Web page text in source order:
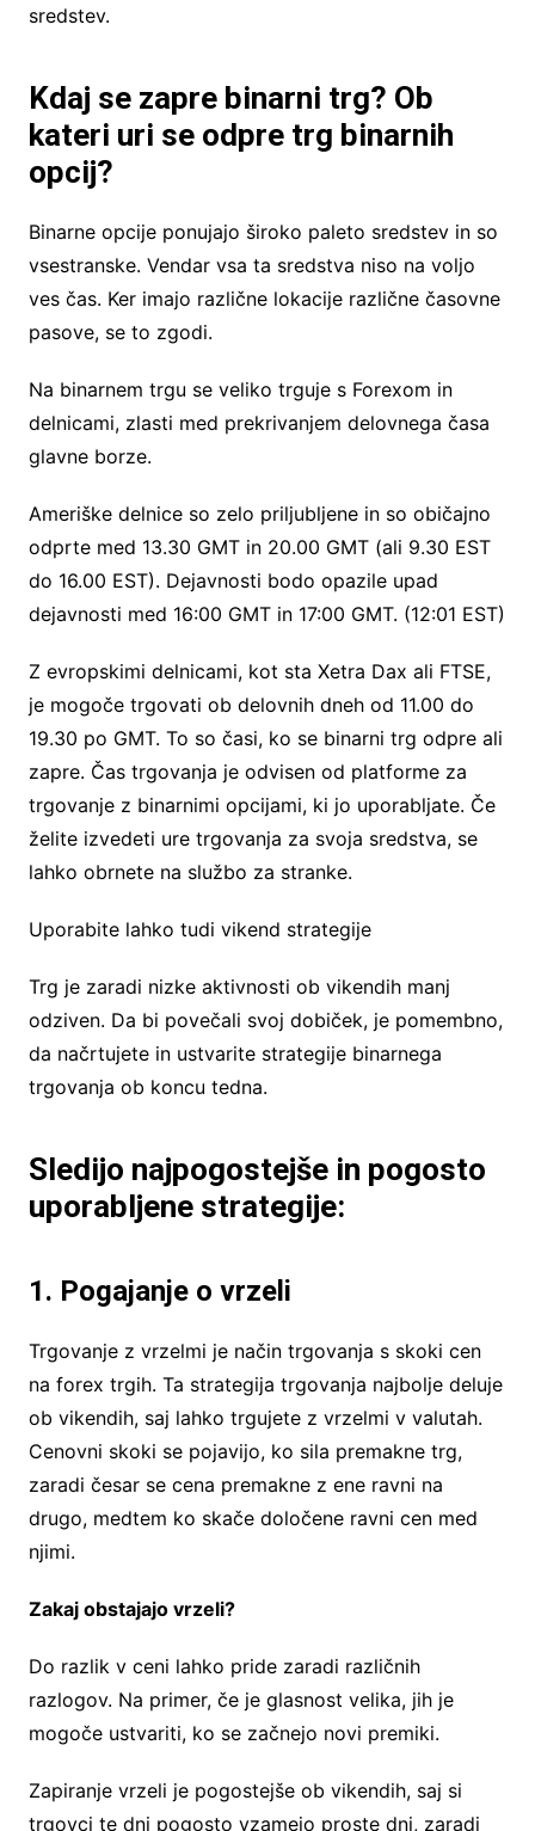
sredstev.
Kdaj se zapre binarni trg? Ob
kateri uri se odpre trg binarnih
opcij?
Binarne opcije ponujajo široko paleto sredstev in so
vsestranske. Vendar vsa ta sredstva niso na voljo
ves čas. Ker imajo različne lokacije različne časovne
pasove, se to zgodi.
Na binarnem trgu se veliko trguje s Forexom in
delnicami, zlasti med prekrivanjem delovnega časa
glavne borze.
Ameriške delnice so zelo priljubljene in so običajno
odprte med 13.30 GMT in 20.00 GMT (ali 9.30 EST
do 16.00 EST). Dejavnosti bodo opazile upad
dejavnosti med 16:00 GMT in 17:00 GMT. (12:01 EST)
Z evropskimi delnicami, kot sta Xetra Dax ali FTSE,
je mogoče trgovati ob delovnih dneh od 11.00 do
19.30 po GMT. To so časi, ko se binarni trg odpre ali
zapre. Čas trgovanja je odvisen od platforme za
trgovanje z binarnimi opcijami, ki jo uporabljate. Če
želite izvedeti ure trgovanja za svoja sredstva, se
lahko obrnete na službo za stranke.
Uporabite lahko tudi vikend strategije
Trg je zaradi nizke aktivnosti ob vikendih manj
odziven. Da bi povečali svoj dobiček, je pomembno,
da načrtujete in ustvarite strategije binarnega
trgovanja ob koncu tedna.
Sledijo najpogostejše in pogosto
uporabljene strategije:
1. Pogajanje o vrzeli
Trgovanje z vrzelmi je način trgovanja s skoki cen
na forex trgih. Ta strategija trgovanja najbolje deluje
ob vikendih, saj lahko trgujete z vrzelmi v valutah.
Cenovni skoki se pojavijo, ko sila premakne trg,
zaradi česar se cena premakne z ene ravni na
drugo, medtem ko skače določene ravni cen med
njimi.
Zakaj obstajajo vrzeli?
Do razlik v ceni lahko pride zaradi različnih
razlogov. Na primer, če je glasnost velika, jih je
mogoče ustvariti, ko se začnejo novi premiki.
Zapiranje vrzeli je pogostejše ob vikendih, saj si
trgovci te dni pogosto vzamejo proste dni, zaradi